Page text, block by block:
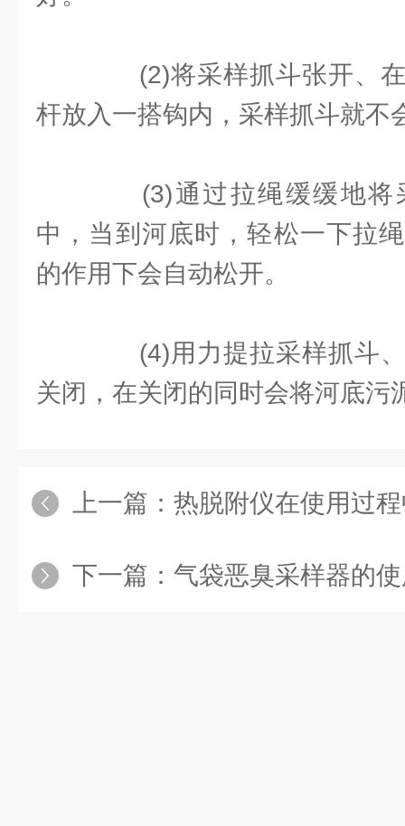
(2)将采样抓斗张开、在
杆放入一搭钩内，采样抓斗就不
(3)通过拉绳缓缓地将
中，当到河底时，轻松一下拉
的作用下会自动松开。
(4)用力提拉采样抓斗、
关闭，在关闭的同时会将河底污
上一篇： 热脱附仪在使用过程中
下一篇： 气袋恶臭采样器的